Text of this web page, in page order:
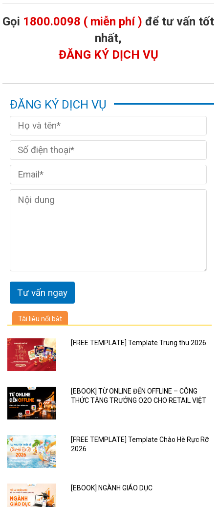
Gọi 1800.0098 ( miễn phí ) để tư vấn tốt
nhất,
ĐĂNG KÝ DỊCH VỤ
ĐĂNG KÝ DỊCH VỤ
Tài liệu nổi bật
[FREE TEMPLATE] Template Trung thu 2026
[EBOOK] TỪ ONLINE ĐẾN OFFLINE – CÔNG
THỨC TĂNG TRƯỞNG O2O CHO RETAIL VIỆT
[FREE TEMPLATE] Template Chào Hè Rực Rỡ
2026
[EBOOK] NGÀNH GIÁO DỤC